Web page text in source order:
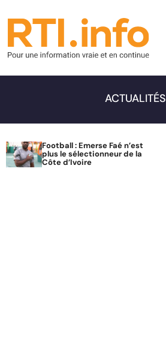
ACTUALITÉS
Football : Emerse Faé n’est
plus le sélectionneur de la
Côte d’Ivoire